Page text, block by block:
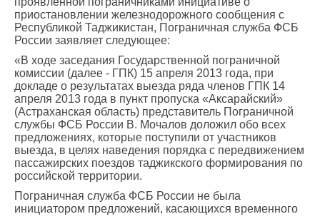
приостановлении железнодорожного сообщения с
Республикой Таджикистан, Пограничная служба ФСБ
России заявляет следующее:
«В ходе заседания Государственной пограничной
комиссии (далее - ГПК) 15 апреля 2013 года, при
докладе о результатах выезда ряда членов ГПК 14
апреля 2013 года в пункт пропуска «Аксарайский»
(Астраханская область) представитель Пограничной
службы ФСБ России В. Мочалов доложил обо всех
предложениях, которые поступили от участников
выезда, в целях наведения порядка с передвижением
пассажирских поездов таджикского формирования по
российской территории.
Пограничная служба ФСБ России не была
инициатором предложений, касающихся временного